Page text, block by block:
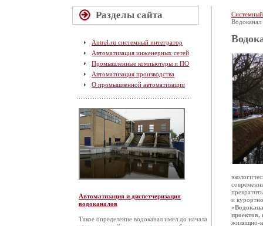
Разделы сайта
Antrel.ru системный интегратор
Автоматизация инженерных сетей
Промышленные компьютеры и ПО
Автоматизация производства
О промышленной автоматизации
Автоматизация и диспетчеризация
водоканалов
Такое определение водоканал имел до начала
Водоканал
и
жилищно-